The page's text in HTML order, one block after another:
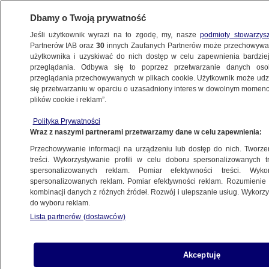
POLSKA
na przekór temu, jaka to jest nienormalna
sytuacja"
24.02.2024, 20:27
Udostępnij
Dbamy o Twoją prywatność
Jeśli użytkownik wyrazi na to zgodę, my, naszepodmioty
Partnerów IAB oraz30 innych Zaufanych Partnerów może
użytkownika i uzyskiwać do nich dostęp w celu zapewnienia
przeglądania. Odbywa się to poprzez przetwarzanie danych
przeglądania przechowywanych w plikach cookie. Użytkownik może
się przetwarzaniu w oparciu o uzasadniony interes w dowolnym
plików cookie i reklam”.
Polityka Prywatności
Wraz z naszymi partnerami przetwarzamy dane w celu zapewnienia:
Przechowywanie informacji na urządzeniu lub dostęp do nich.
treści. Wykorzystywanie profili w celu doboru spersonalizowanych
spersonalizowanych reklam. Pomiar efektywności treści.
spersonalizowanych reklam. Pomiar efektywności reklam.
kombinacji danych z różnych źródeł. Rozwój i ulepszanie usług.
do wyboru reklam.
Lista partnerów (dostawców)
Akceptuję